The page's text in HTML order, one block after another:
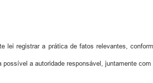
lei registrar a prática de fatos relevantes,
a autoridade responsável, juntamente